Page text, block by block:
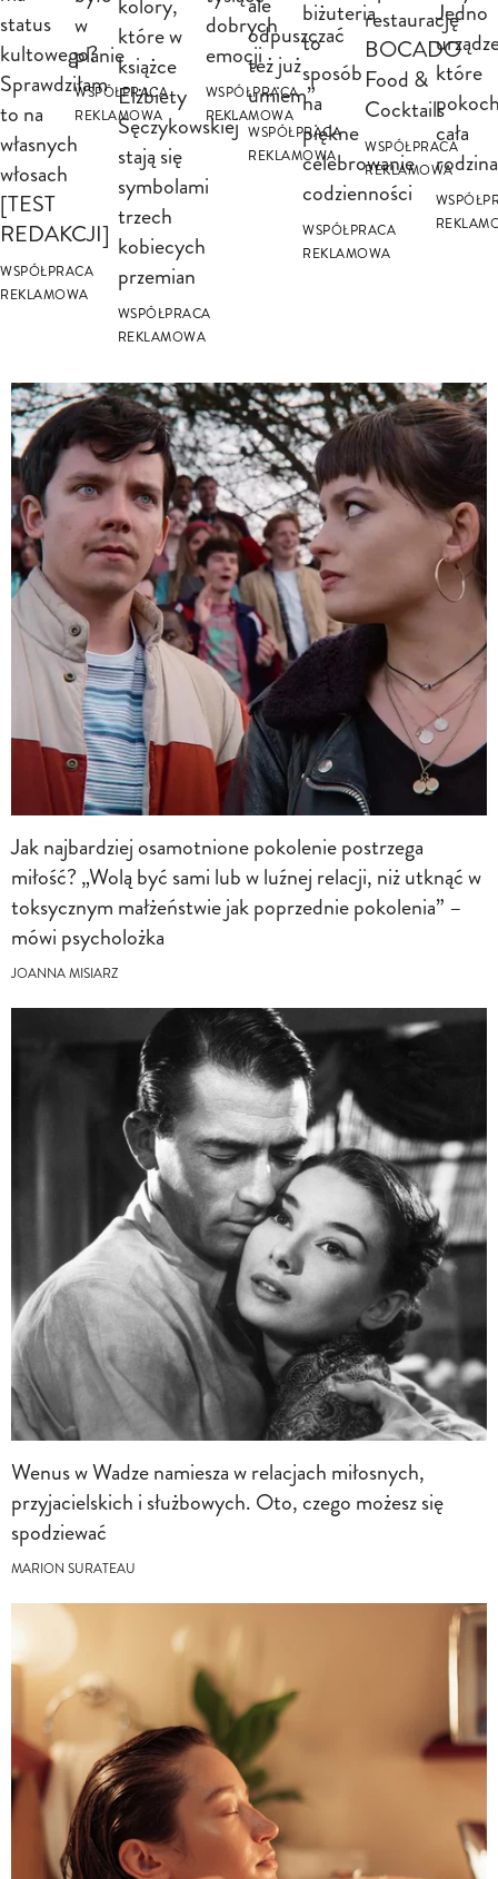
status
kultowego?
Sprawdziłam
to na
własnych
włosach
[TEST
REDAKCJI]
WSPÓŁPRACA
REKLAMOWA
w
planie
WSPÓŁPRACA
REKLAMOWA
które w
książce
Elżbiety
Sęczykowskiej
stają się
symbolami
trzech
kobiecych
przemian
WSPÓŁPRACA
REKLAMOWA
dobrych
emocji
WSPÓŁPRACA
REKLAMOWA
odpuszczać
też już
umiem”
WSPÓŁPRACA
REKLAMOWA
biżuteria
to
sposób
na
piękne
celebrowanie
codzienności
WSPÓŁPRACA
REKLAMOWA
restaurację
BOCADO
Food &
Cocktails
WSPÓŁPRACA
REKLAMOWA
Jedno
które
cała
rodzina
Jak najbardziej osamotnione pokolenie postrzega
miłość? „Wolą być sami lub w luźnej relacji, niż utknąć w
toksycznym małżeństwie jak poprzednie pokolenia” –
mówi psycholożka
JOANNA MISIARZ
Wenus w Wadze namiesza w relacjach miłosnych,
przyjacielskich i służbowych. Oto, czego możesz się
spodziewać
MARION SURATEAU